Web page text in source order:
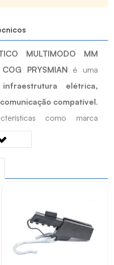
MULTIMODO MM
PRYSMIAN é uma
infraestrutura elétrica,
compatível.
como marca
para apoiar
e reposição técnica
reposições e
compatibilidade com as
do CABO ÓPTICO
EO 06 FIBRAS COG